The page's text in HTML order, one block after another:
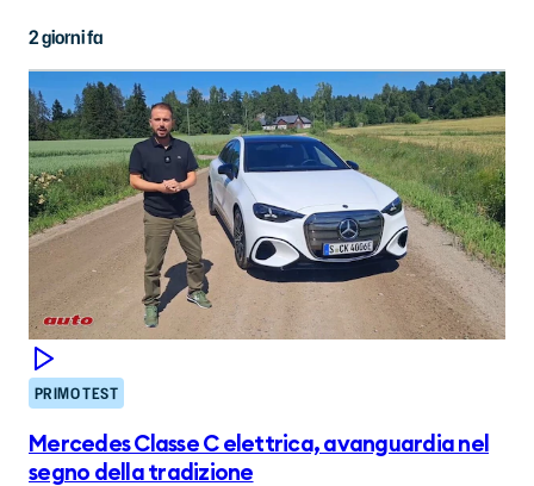
2 giorni fa
PRIMO TEST
Mercedes Classe C elettrica, avanguardia nel
segno della tradizione